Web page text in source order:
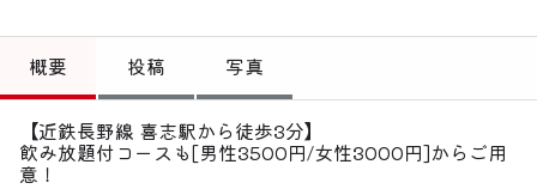
トップ
偏愛コミュニティ
投稿
概要 投稿 写真
【近鉄長野線 喜志駅から徒歩3分】
飲み放題付コースも[男性3500円/女性3000円]からご用
意！